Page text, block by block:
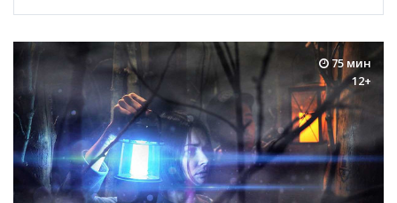
75 мин
12+